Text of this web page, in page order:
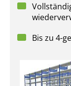
Bis zu 4-